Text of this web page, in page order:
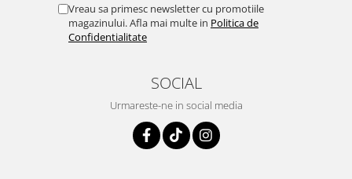
Vreau sa primesc newsletter cu promotiile
magazinului. Afla mai multe in Politica de
Confidentialitate
SOCIAL
Urmareste-ne in social media